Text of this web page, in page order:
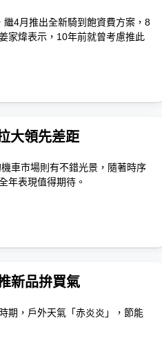
4月推出全新騎到飽資費方案，8
家煒表示，10年前就曾考慮推此
大領先差距
車市場則有不錯光景，隨著時序
年表現值得期待。
新品拚買氣
期，戶外天氣「赤炎炎」，節能